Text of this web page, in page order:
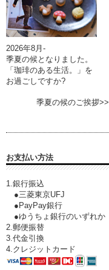
2026年8月-
季夏の候となりました。
「珈琲のある生活。」を
お過ごしですか?
季夏の候のご挨拶>>
お支払い方法
1.銀行振込
●三菱東京UFJ
●PayPay銀行
●ゆうちょ銀行のいずれか
2.郵便振替
3.代金引換
4.クレジットカード